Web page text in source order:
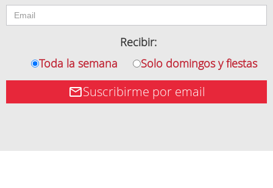
Recibir:
Toda la semana
Solo domingos y fiestas
Suscribirme por email